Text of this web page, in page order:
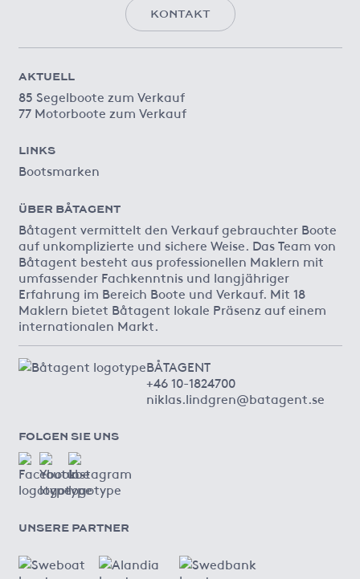
KONTAKT
AKTUELL
85 Segelboote zum Verkauf
77 Motorboote zum Verkauf
LINKS
Bootsmarken
ÜBER BÅTAGENT
Båtagent vermittelt den Verkauf gebrauchter Boote
auf unkomplizierte und sichere Weise. Das Team von
Båtagent besteht aus professionellen Maklern mit
umfassender Fachkenntnis und langjähriger
Erfahrung im Bereich Boote und Verkauf. Mit 18
Maklern bietet Båtagent lokale Präsenz auf einem
internationalen Markt.
BÅTAGENT
+46 10-1824700
niklas.lindgren@batagent.se
FOLGEN SIE UNS
UNSERE PARTNER